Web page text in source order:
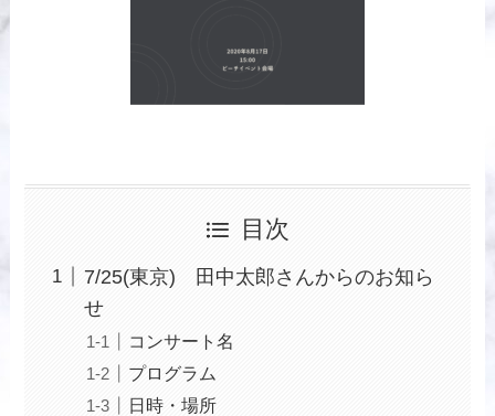
目次
7/25(東京) 田中太郎さんからのお知ら
せ
コンサート名
プログラム
日時・場所